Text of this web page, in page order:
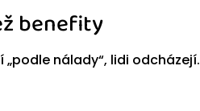
benefity
nálady“, lidi odcházejí.